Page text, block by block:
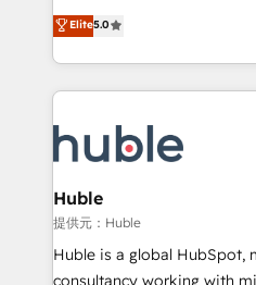
the rare Advanced "Custom
Accreditation, securely sync data
new HubSpot portal with
CRM Migrations using our
master it. As the creators of the Endless Customers
System™ (the next evolution
Answer), we’re the only
entirely around coaching
skills, processes, and
attract the right buyers,
without outside dependencies. You’ll learn how
Set up, audit, and organize
Get your sales team fully
pipeline and revenue
Elite5.0
Huble
提供元：Huble
Huble is a global HubSpot,
consultancy working with